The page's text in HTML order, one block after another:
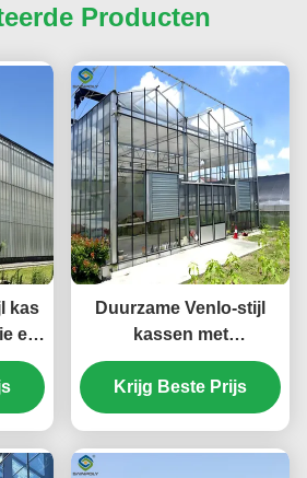
Producten
kas
en
het
Duurzame Venlo-stijl
kassen met
energiebronnen en
hernieuwbare
energiesystemen ter
Krijg Beste Prijs